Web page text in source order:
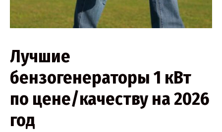
Лучшие
бензогенераторы 1 кВт
по цене/качеству на 2026
год